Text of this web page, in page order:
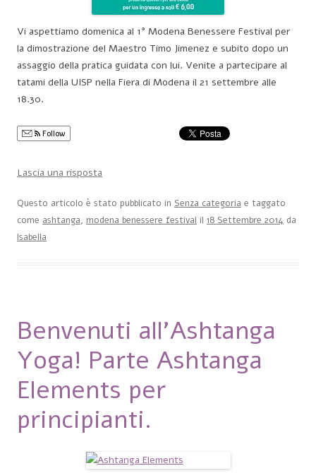
Vi aspettiamo domenica al 1° Modena Benessere Festival per
la dimostrazione del Maestro Timo Jimenez e subito dopo un
assaggio della pratica guidata con lui. Venite a partecipare al
tatami della UISP nella Fiera di Modena il 21 settembre alle
18.30.
Follow
Lascia una risposta
Questo articolo è stato pubblicato in Senza categoria e taggato
come ashtanga, modena benessere festival il 18 Settembre 2014 da
Isabella
Benvenuti all’Ashtanga
Yoga! Parte Ashtanga
Elements per
principianti.